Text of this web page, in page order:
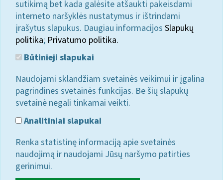
sutikimą bet kada galėsite atšaukti pakeisdami
interneto naršyklės nustatymus ir ištrindami
įrašytus slapukus. Daugiau informacijos Slapukų
politika; Privatumo politika.
Būtinieji slapukai
Naudojami sklandžiam svetainės veikimui ir įgalina
pagrindines svetainės funkcijas. Be šių slapukų
svetainė negali tinkamai veikti.
Analitiniai slapukai
Renka statistinę informaciją apie svetainės
naudojimą ir naudojami Jūsų naršymo patirties
gerinimui.